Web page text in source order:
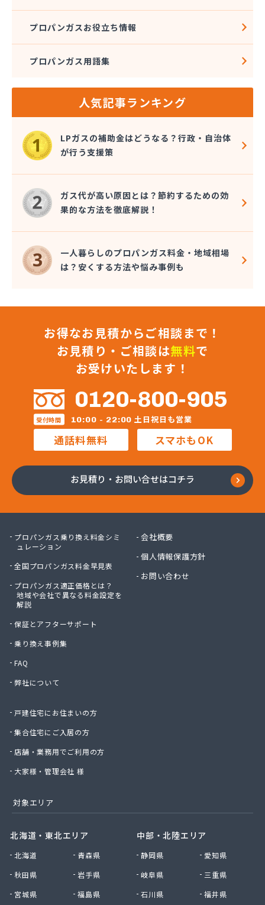
株式会社オーテック
株式会社オーテック 西三河営業所
株式会社ガスキット
株式会社ガステム
株式会社ガスパル 岡崎販売所
株式会社カネコ
株式会社カネ庄
株式会社クラシアン岡崎支社
株式会社コクネ
株式会社コザカヤ 春日井営業所
株式会社コジマガス
株式会社コジマガス ライフアップサポート
株式会社コンプロ産工
株式会社シェル石油豊橋LPG充填工場
株式会社しんせきプロパン部
株式会社スギサン化学
株式会社スマイルガステクノロジー
株式会社バンノ
株式会社フジプロ
株式会社フジプロ刈谷営業所
株式会社ホームガス東海
株式会社ホームガス東海 楽田ショップ
株式会社マルエイ名古屋支店
株式会社マルコー
株式会社マルハチ
株式会社マルマン
株式会社ヤマアキ
株式会社よしや商店
株式会社リピックス
株式会社リピックス 春日井センター
株式会社一プロ
株式会社稲藤商店
株式会社稲葉エネクス
株式会社宇佐美プロパン
株式会社下林
株式会社桑原商事
株式会社元久商店
株式会社古田商店
株式会社三好ガス
株式会社山源服部商会
株式会社山新プロパン部
株式会社山田幸一商店
株式会社小林本店
株式会社小林本店稲沢店
株式会社松村プロパン部
株式会社新東
プロパンガスお役立ち情報
プロパンガス用語集
人気記事ランキング
LPガスの補助金はどうなる？行政・自治体
が行う支援策
ガス代が高い原因とは？節約するための効
果的な方法を徹底解説！
一人暮らしのプロパンガス料金・地域相場
は？安くする方法や悩み事例も
お得なお見積からご相談まで！
お見積り・ご相談は無料で
お受けいたします！
0120-800-905
受付時間 10:00 - 22:00 土日祝日も営業
通話料無料 スマホもOK
お見積り・お問い合せはコチラ
プロパンガス乗り換え料金シミ
ュレーション
全国プロパンガス料金早見表
プロパンガス適正価格とは？
地域や会社で異なる料金設定を
解説
保証とアフターサポート
乗り換え事例集
FAQ
弊社について
戸建住宅にお住まいの方
集合住宅にご入居の方
店舗・業務用でご利用の方
大家様・管理会社 様
会社概要
個人情報保護方針
お問い合わせ
対象エリア
北海道・東北エリア
北海道
青森県
秋田県
岩手県
宮城県
福島県
中部・北陸エリア
静岡県
愛知県
岐阜県
三重県
石川県
福井県